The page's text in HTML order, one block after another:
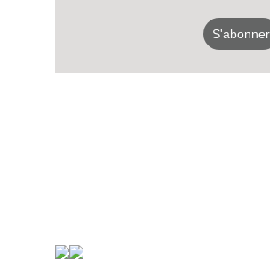
S'abonner